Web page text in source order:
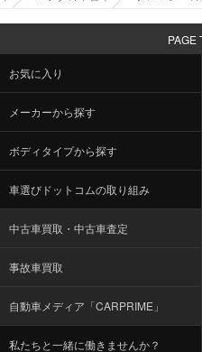
PAGE
お気に入り
メーカーから探す
ボディタイプから探す
車選びドットコムの取り組み
中古車買取・中古車査定
事故車買取
自動車メディア「CARPRIME」
私たちと一緒に働きませんか？